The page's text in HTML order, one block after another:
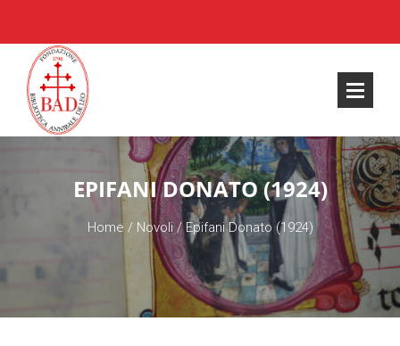
EPIFANI DONATO (1924)
Home / Novoli/Epifani Donato (1924)